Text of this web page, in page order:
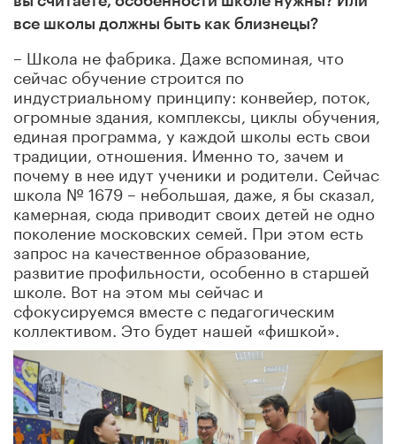
все школы должны быть как близнецы?
– Школа не фабрика. Даже вспоминая, что
сейчас обучение строится по
индустриальному принципу: конвейер, поток,
огромные здания, комплексы, циклы обучения,
единая программа, у каждой школы есть свои
традиции, отношения. Именно то, зачем и
почему в нее идут ученики и родители. Сейчас
школа № 1679 – небольшая, даже, я бы сказал,
камерная, сюда приводит своих детей не одно
поколение московских семей. При этом есть
запрос на качественное образование,
развитие профильности, особенно в старшей
школе. Вот на этом мы сейчас и
сфокусируемся вместе с педагогическим
коллективом. Это будет нашей «фишкой».